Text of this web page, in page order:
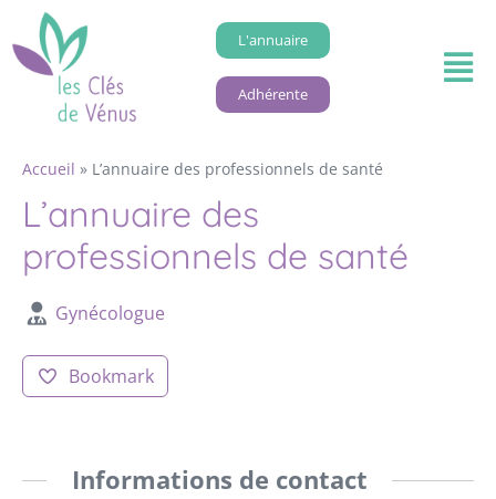
L'annuaire
Adhérente
Accueil » L’annuaire des professionnels de santé
L’annuaire des
professionnels de santé
Gynécologue
Bookmark
Informations de contact